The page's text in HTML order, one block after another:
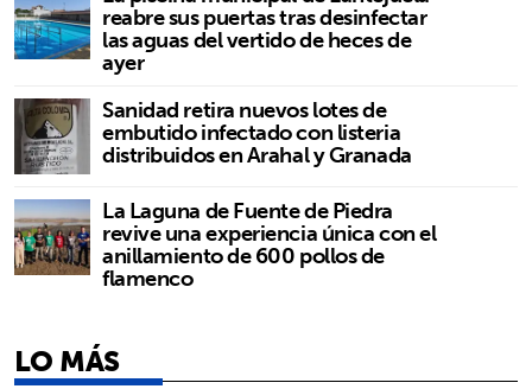
reabre sus puertas tras desinfectar
las aguas del vertido de heces de
ayer
Sanidad retira nuevos lotes de
embutido infectado con listeria
distribuidos en Arahal y Granada
La Laguna de Fuente de Piedra
revive una experiencia única con el
anillamiento de 600 pollos de
flamenco
LO MÁS